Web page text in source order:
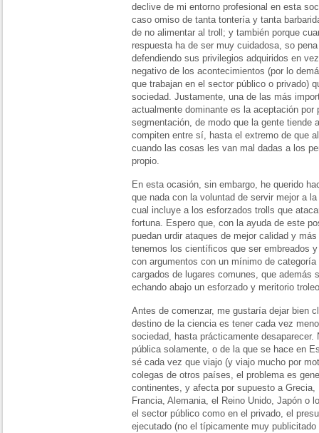
declive de mi entorno profesional en esta
caso omiso de tanta tontería y tanta
de no alimentar al troll; y también porque
respuesta ha de ser muy cuidadosa, so
defendiendo sus privilegios adquiridos en
negativo de los acontecimientos (por lo
que trabajan en el sector público o privado)
sociedad. Justamente, una de las más
actualmente dominante es la aceptación por
segmentación, de modo que la gente tiende
compiten entre sí, hasta el extremo de que
cuando las cosas les van mal dadas a los
propio.
En esta ocasión, sin embargo, he querido
que nada con la voluntad de servir mejor a
cual incluye a los esforzados trolls que
fortuna. Espero que, con la ayuda de este
puedan urdir ataques de mejor calidad y
tenemos los científicos que ser embreados
con argumentos con un mínimo de
cargados de lugares comunes, que además
echando abajo un esforzado y meritorio
Antes de comenzar, me gustaría dejar bien
destino de la ciencia es tener cada vez
sociedad, hasta prácticamente
pública solamente, o de la que se hace en
sé cada vez que viajo (y viajo mucho por
colegas de otros países, el problema es
continentes, y afecta por supuesto a
Francia, Alemania, el Reino Unido, Japón o
el sector público como en el privado, el
ejecutado (no el típicamente muy